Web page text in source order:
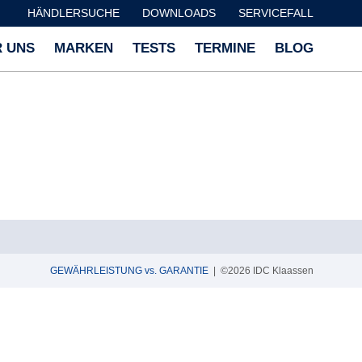
HÄNDLERSUCHE DOWNLOADS SERVICEFALL
UNS MARKEN TESTS TERMINE BLOG
GEWÄHRLEISTUNG vs. GARANTIE | ©2026 IDC Klaassen